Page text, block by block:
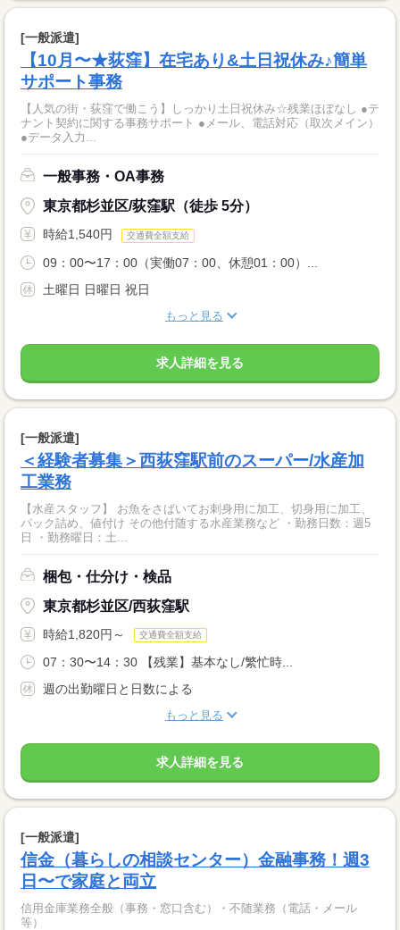
[一般派遣]
【10月〜★荻窪】在宅あり&土日祝休み♪簡単
サポート事務
【人気の街・荻窪で働こう】しっかり土日祝休み☆残業ほぼなし ●テ
ナント契約に関する事務サポート ●メール、電話対応（取次メイン）
●データ入力...
一般事務・OA事務
東京都杉並区/荻窪駅（徒歩 5分）
時給1,540円 交通費全額支給
09：00〜17：00（実働07：00、休憩01：00）...
土曜日 日曜日 祝日
もっと見る
求人詳細を見る
[一般派遣]
＜経験者募集＞西荻窪駅前のスーパー/水産加
工業務
【水産スタッフ】 お魚をさばいてお刺身用に加工、切身用に加工、
パック詰め、値付け その他付随する水産業務など ・勤務日数：週5
日 ・勤務曜日：土...
梱包・仕分け・検品
東京都杉並区/西荻窪駅
時給1,820円～ 交通費全額支給
07：30〜14：30 【残業】基本なし/繁忙時...
週の出勤曜日と日数による
もっと見る
求人詳細を見る
[一般派遣]
信金（暮らしの相談センター）金融事務！週3
日〜で家庭と両立
信用金庫業務全般（事務・窓口含む）・不随業務（電話・メール
等）